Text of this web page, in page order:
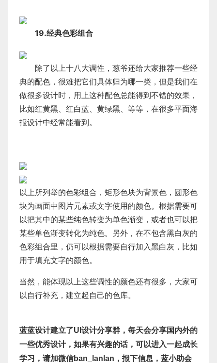
19.经典色彩组合
除了以上十八大调性，葱爷还给大家推荐一些经
典的配色，很难把它们具体归为哪一类，但是我们在
做很多设计时，用上这种配色总能得到不错的效果，
比如红黄黑、红白蓝、黄绿黑、等等，在很多平面海
报设计中经常能看到。
以上所列举的色彩组合，矩形色块为背景色，圆形色
块为画面中图片元素或文字使用的颜色。根据需要可
以把其中的某些纯色转变为单色渐变，或者也可以把
某些单色渐变转化为纯色。另外，在不包含黑白灰的
色彩组合里，仍可以根据需要自行加入黑白灰，比如
用于填充文字的颜色。
当然，能体现以上这些调性的颜色还有很多，大家可
以自行补充，建立起自己的色库。
蓝蓝设计建立了UI设计分享群，每天会分享国内外的
一些优秀设计，如果有兴趣的话，可以进入一起成长
学习，请加微信ban_lanlan，报下信息，蓝小助会